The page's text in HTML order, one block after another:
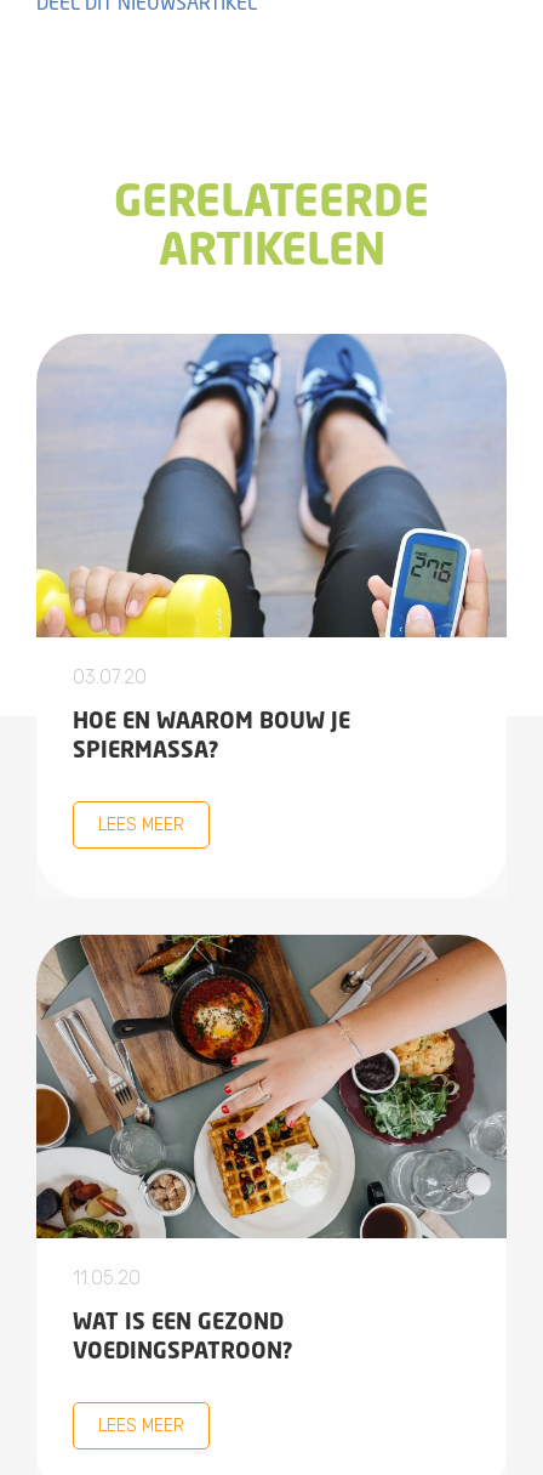
GERELATEERDE
ARTIKELEN
03.07.20
HOE EN WAAROM BOUW JE
SPIERMASSA?
LEES MEER
11.05.20
WAT IS EEN GEZOND
VOEDINGSPATROON?
LEES MEER